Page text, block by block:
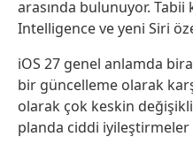
arasında bulunuyor.
Intelligence ve yeni Siri
iOS 27 genel anlamda
bir güncelleme olarak
olarak çok keskin
planda ciddi iyileştirmeler